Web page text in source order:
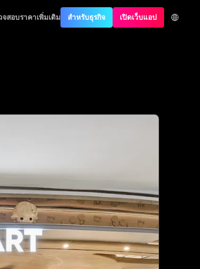
จสอบราคาเพิ่มเติม สำหรับธุรกิจ เปิดเว็บแอป